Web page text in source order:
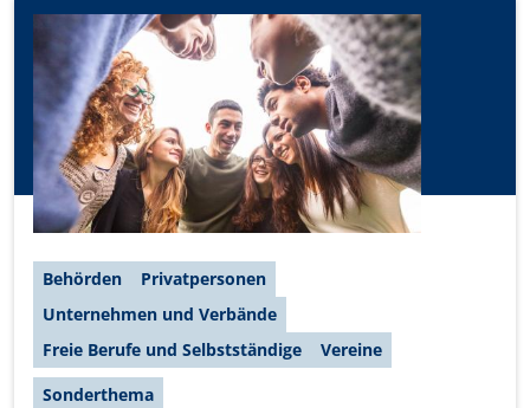
Behörden
Privatpersonen
Unternehmen und Verbände
Freie Berufe und Selbstständige
Vereine
Sonderthema